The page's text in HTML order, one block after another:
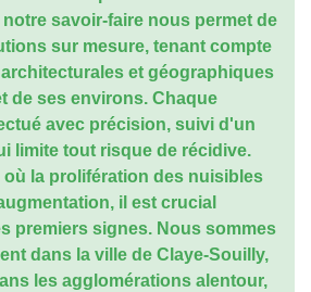
savoir-faire nous permet de
sur mesure, tenant compte
et géographiques
de ses environs. Chaque
avec précision, suivi d'un
limite tout risque de récidive.
où la prolifération des nuisibles
il est crucial
premiers signes. Nous sommes
dans la ville de Claye-Souilly,
les agglomérations alentour,